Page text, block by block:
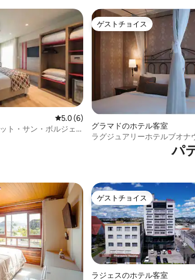
レビュー6件、5つ星中5.0つ星の平均評価
5.0 (6)
ト・サン・ボルジェ
ゲストチョイス
ゲストチョイス
グラマドのホテル客室
ラグジュアリーホテルブオナ
パ
ゲストチョイス
ゲストチョイス
ラジェスのホテル客室